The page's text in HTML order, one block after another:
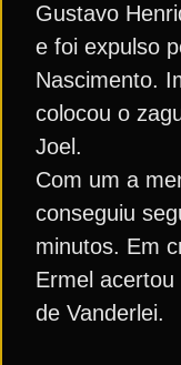
Gustavo
e foi expulso
Nascimento.
colocou o
Joel.
Com um a
conseguiu
minutos. Em
Ermel
de Vanderlei.